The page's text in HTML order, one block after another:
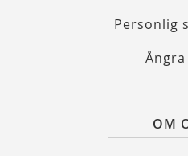
Personlig
OM